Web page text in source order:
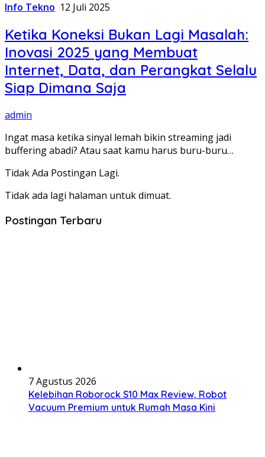
Info Tekno 12 Juli 2025
Ketika Koneksi Bukan Lagi Masalah:
Inovasi 2025 yang Membuat
Internet, Data, dan Perangkat Selalu
Siap Dimana Saja
admin
Ingat masa ketika sinyal lemah bikin streaming jadi
buffering abadi? Atau saat kamu harus buru-buru…
Tidak Ada Postingan Lagi.
Tidak ada lagi halaman untuk dimuat.
Postingan Terbaru
7 Agustus 2026
Kelebihan Roborock S10 Max Review, Robot
Vacuum Premium untuk Rumah Masa Kini